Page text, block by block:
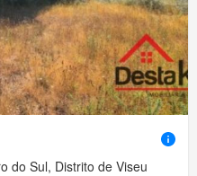
do Sul, Distrito de Viseu